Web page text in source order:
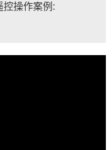
控操作案例: